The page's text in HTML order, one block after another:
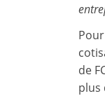
de
plus